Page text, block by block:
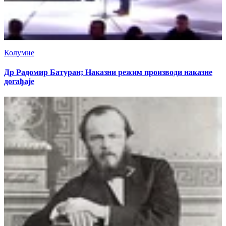
Колумне
Др Радомир Батуран; Наказни режим производи наказне
догађаје